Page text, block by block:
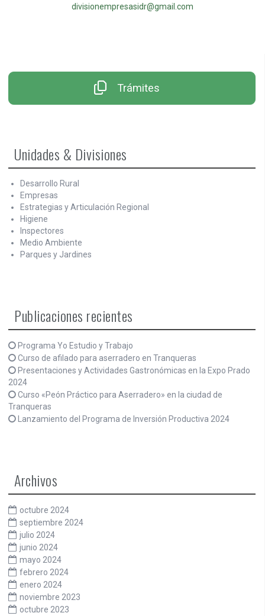
divisionempresasidr@gmail.com
Trámites
Unidades & Divisiones
Desarrollo Rural
Empresas
Estrategias y Articulación Regional
Higiene
Inspectores
Medio Ambiente
Parques y Jardines
Publicaciones recientes
Programa Yo Estudio y Trabajo
Curso de afilado para aserradero en Tranqueras
Presentaciones y Actividades Gastronómicas en la Expo Prado
2024
Curso «Peón Práctico para Aserradero» en la ciudad de
Tranqueras
Lanzamiento del Programa de Inversión Productiva 2024
Archivos
octubre 2024
septiembre 2024
julio 2024
junio 2024
mayo 2024
febrero 2024
enero 2024
noviembre 2023
octubre 2023